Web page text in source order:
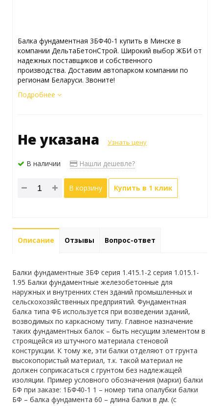
Балка фундаментная 3БФ40-1 купить в Минске в
компании ДельтаБетонСтрой. Широкий выбор ЖБИ от
надежных поставщиков и собственного
производства. Доставим автопарком компании по
регионам Беларуси. Звоните!
Подробнее
Не указана Узнать цену
В наличии Нашли дешевле?
В корзину Купить в 1 клик
Описание Отзывы Вопрос-ответ
Балки фундаментные 3БФ серия 1.415.1-2 серия 1.015.1-
1.95 Балки фундаментные железобетонные для
наружных и внутренних стен зданий промышленных и
сельскохозяйственных предприятий. Фундаментная
балка типа ФБ используется при возведении зданий,
возводимых по каркасному типу. Главное назначение
таких фундаментных балок – быть несущим элементом в
строящейся из штучного материала стеновой
конструкции. К тому же, эти балки отделяют от грунта
высокопористый материал, т.к. такой материал не
должен соприкасаться с грунтом без надлежащей
изоляции. Пример условного обозначения (марки) балки
БФ при заказе: 1БФ40-1 1 – номер типа опалубки балки
БФ – балка фундамента 60 – длина балки в дм. (с